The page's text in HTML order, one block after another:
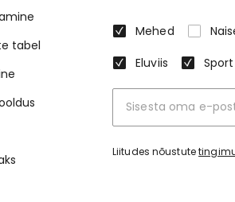
tabel
Mehed
Eluviis
Sport
Liitudes nõustute